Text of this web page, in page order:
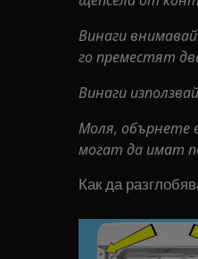
Винаги
го преместят
Винаги
Моля, обърнете
могат да имат
Как да